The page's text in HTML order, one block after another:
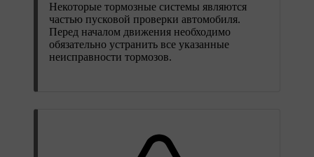
Некоторые тормозные системы являются
частью пусковой проверки автомобиля.
Перед началом движения необходимо
обязательно устранить все указанные
неисправности тормозов.